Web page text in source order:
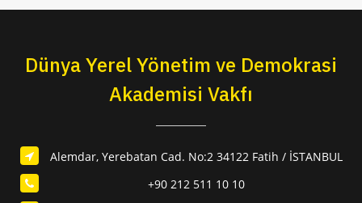
Dünya Yerel Yönetim ve Demokrasi
Akademisi Vakfı
Alemdar, Yerebatan Cad. No:2 34122 Fatih / İSTANBUL
+90 212 511 10 10